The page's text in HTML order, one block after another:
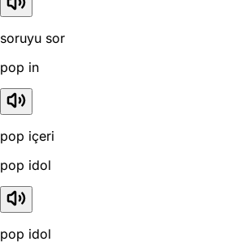
soruyu sor
pop in
pop içeri
pop idol
pop idol